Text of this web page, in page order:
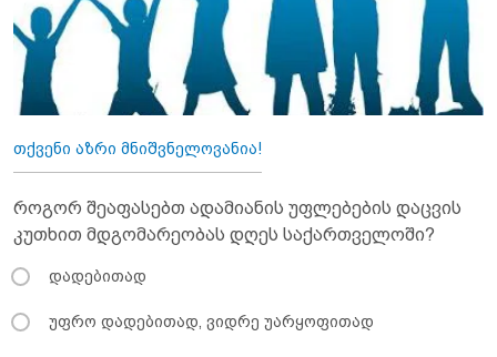
თქვენი აზრი მნიშვნელოვანია!
როგორ შეაფასებთ ადამიანის უფლებების დაცვის
კუთხით მდგომარეობას დღეს საქართველოში?
დადებითად
უფრო დადებითად, ვიდრე უარყოფითად